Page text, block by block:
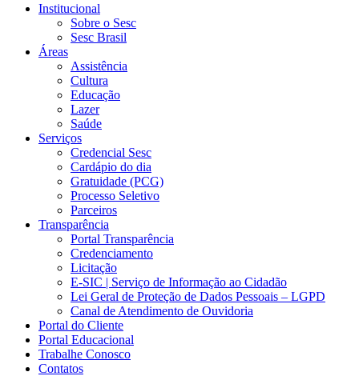
Institucional
Sobre o Sesc
Sesc Brasil
Áreas
Assistência
Cultura
Educação
Lazer
Saúde
Serviços
Credencial Sesc
Cardápio do dia
Gratuidade (PCG)
Processo Seletivo
Parceiros
Transparência
Portal Transparência
Credenciamento
Licitação
E-SIC | Serviço de Informação ao Cidadão
Lei Geral de Proteção de Dados Pessoais – LGPD
Canal de Atendimento de Ouvidoria
Portal do Cliente
Portal Educacional
Trabalhe Conosco
Contatos